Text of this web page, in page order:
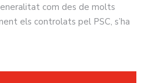
com des de molts
els controlats pel PSC, s’ha